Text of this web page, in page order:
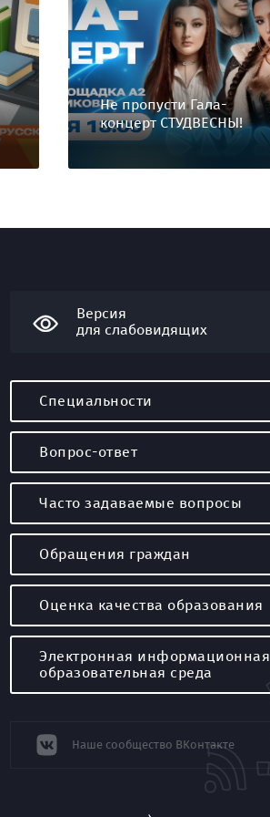
Не пропусти Гала-
концерт СТУДВЕСНЫ!
Версия
для слабовидящих
Специальности
Вопрос-ответ
Часто задаваемые вопросы
Обращения граждан
Оценка качества образования
Электронная информационная
образовательная среда
Наше сообщество ВКонтакте